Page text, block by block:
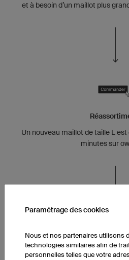
et à besoin d’un maillot plus
Un nouveau maillot de taille L
minutes sur
La relève est
Paramétrage des cookies
Nous et nos partenaires utilisons
technologies similaires afin de
personnelles telles que votre